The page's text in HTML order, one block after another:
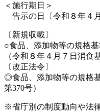
＜施行期日＞
告示の日〔令和８年４月
〔新規収載〕
○食品、添加物等の規格
（令和８年４月７日消食
〔改正法令〕
◎食品、添加物等の規格
第370号）
※省庁別の制度動向や法